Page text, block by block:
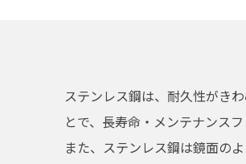
ステンレス鋼は、耐久性がき
とで、長寿命・メンテナンスフ
また、ステンレス鋼は鏡面の